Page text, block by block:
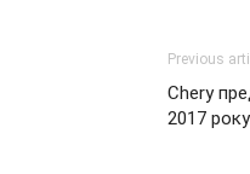
Previous
Chery
2017 року